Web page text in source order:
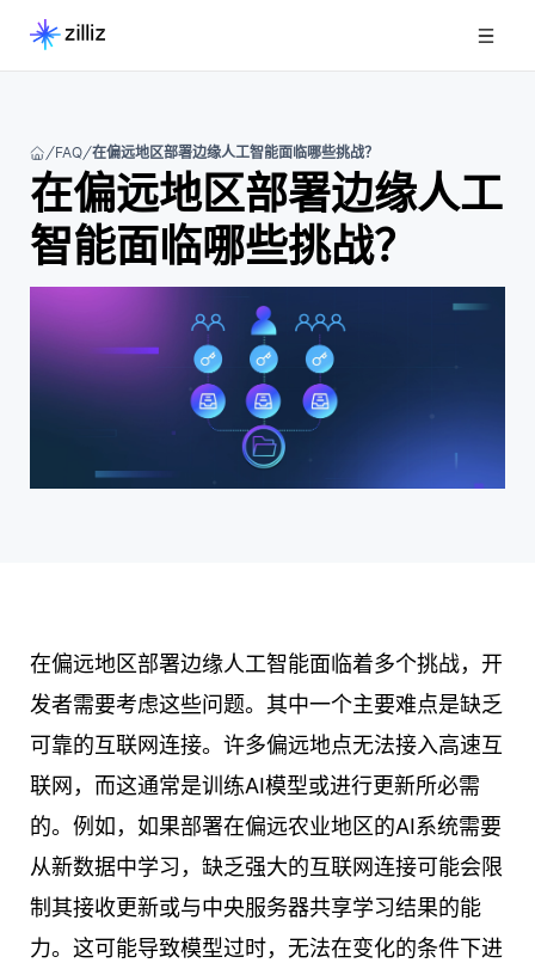
FAQ 在偏远地区部署边缘人工智能面临哪些挑战？
在偏远地区部署边缘人工
智能面临哪些挑战？
在偏远地区部署边缘人工智能面临着多个挑战，开
发者需要考虑这些问题。其中一个主要难点是缺乏
可靠的互联网连接。许多偏远地点无法接入高速互
联网，而这通常是训练AI模型或进行更新所必需
的。例如，如果部署在偏远农业地区的AI系统需要
从新数据中学习，缺乏强大的互联网连接可能会限
制其接收更新或与中央服务器共享学习结果的能
力。这可能导致模型过时，无法在变化的条件下进